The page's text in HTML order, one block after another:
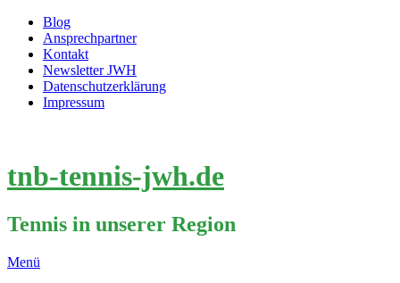
Blog
Ansprechpartner
Kontakt
Newsletter JWH
Datenschutzerklärung
Impressum
tnb-tennis-jwh.de
Tennis in unserer Region
Menü